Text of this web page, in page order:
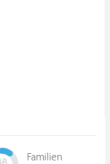
Familien